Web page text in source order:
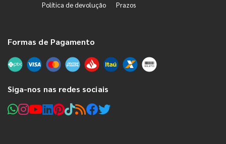
Política de devolução Prazos
Formas de Pagamento
Siga-nos nas redes sociais